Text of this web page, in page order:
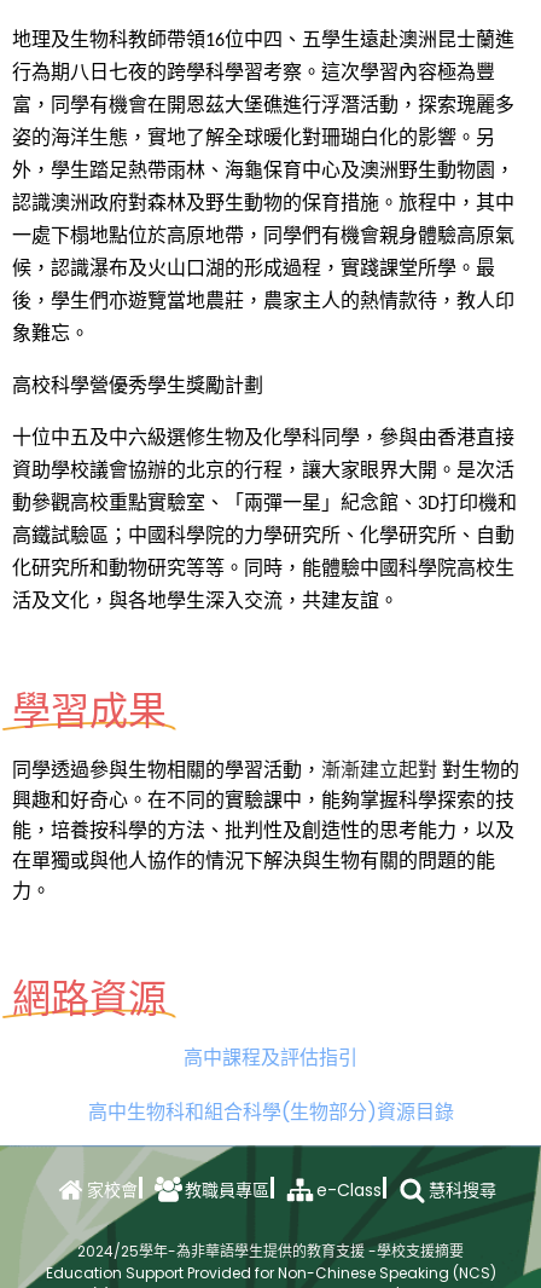
地理及生物科教師帶領16位中四、五學生遠赴澳洲昆士蘭進
行為期八日七夜的跨學科學習考察。這次學習內容極為豐
富，同學有機會在開恩茲大堡礁進行浮潛活動，探索瑰麗多
姿的海洋生態，實地了解全球暖化對珊瑚白化的影響。另
外，學生踏足熱帶雨林、海龜保育中心及澳洲野生動物園，
認識澳洲政府對森林及野生動物的保育措施。旅程中，其中
一處下榻地點位於高原地帶，同學們有機會親身體驗高原氣
候，認識瀑布及火山口湖的形成過程，實踐課堂所學。最
後，學生們亦遊覽當地農莊，農家主人的熱情款待，教人印
象難忘。
高校科學營優秀學生獎勵計劃
十位中五及中六級選修生物及化學科同學，參與由香港直接
資助學校議會協辦的北京的行程，讓大家眼界大開。是次活
動參觀高校重點實驗室、「兩彈一星」紀念館、3D打印機和
高鐵試驗區；中國科學院的力學研究所、化學研究所、自動
化研究所和動物研究等等。同時，能體驗中國科學院高校生
活及文化，與各地學生深入交流，共建友誼。
學習成果
同學透過參與生物相關的學習活動， 漸漸建立起對 對生物的
興趣和好奇心。在不同的實驗課中，能夠掌握科學探索的技
能，培養按科學的方法、批判性及創造性的思考能力，以及
在單獨或與他人協作的情況下解決與生物有關的問題的能
力。
網路資源
高中課程及評估指引
高中生物科和組合科學(生物部分)資源目錄
家校會 教職員專區 e-Class 慧科搜尋
2024/25學年-為非華語學生提供的教育支援 -學校支援摘要
Education Support Provided for Non-Chinese Speaking (NCS)